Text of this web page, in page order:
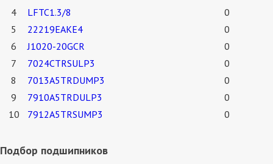
4
LFTC1.3/8 0
5
22219EAKE4 0
6
J1020-20GCR 0
7
7024CTRSULP3 0
8
7013A5TRDUMP3 0
9
7910A5TRDULP3 0
10
7912A5TRSUMP3 0
Подбор подшипников